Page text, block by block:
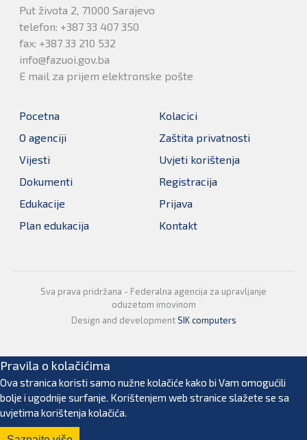
Put života 2, 71000 Sarajevo
telefon: +387 33 407 350
fax: +387 33 210 532
info@fazuoi.gov.ba
E mail za prijem elektronske pošte
Pocetna
O agenciji
Vijesti
Dokumenti
Edukacije
Plan edukacija
Kolacici
Zaštita privatnosti
Uvjeti korištenja
Registracija
Prijava
Kontakt
Sva prava pridržana - Federalna agencija za upravljanje
oduzetom imovinom
Design and developmentSIK computers
Pravila o kolačićima
Ova stranica koristi samo nužne kolačiće kako bi Vam omogućili
bolje i ugodnije surfanje. Korištenjem web stranice slažete se sa
uvjetima korištenja kolačića.